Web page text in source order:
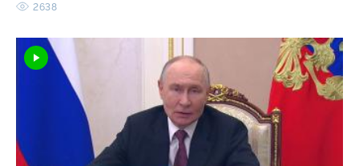
2638